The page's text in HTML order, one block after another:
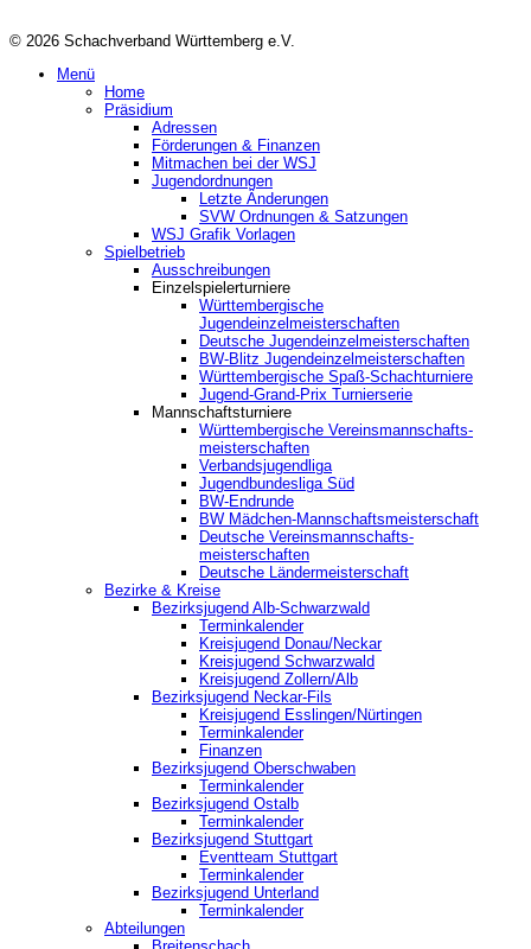
© 2026 Schachverband Württemberg e.V.
Menü
Home
Präsidium
Adressen
Förderungen & Finanzen
Mitmachen bei der WSJ
Jugendordnungen
Letzte Änderungen
SVW Ordnungen & Satzungen
WSJ Grafik Vorlagen
Spielbetrieb
Ausschreibungen
Einzelspielerturniere
Württembergische
Jugendeinzelmeisterschaften
Deutsche Jugendeinzelmeisterschaften
BW-Blitz Jugendeinzelmeisterschaften
Württembergische Spaß-Schachturniere
Jugend-Grand-Prix Turnierserie
Mannschaftsturniere
Württembergische Vereinsmannschafts-
meisterschaften
Verbandsjugendliga
Jugendbundesliga Süd
BW-Endrunde
BW Mädchen-Mannschaftsmeisterschaft
Deutsche Vereinsmannschafts-
meisterschaften
Deutsche Ländermeisterschaft
Bezirke & Kreise
Bezirksjugend Alb-Schwarzwald
Terminkalender
Kreisjugend Donau/Neckar
Kreisjugend Schwarzwald
Kreisjugend Zollern/Alb
Bezirksjugend Neckar-Fils
Kreisjugend ‎Esslingen/Nürtingen
Terminkalender
Finanzen
Bezirksjugend Oberschwaben
Terminkalender
Bezirksjugend Ostalb
Terminkalender
Bezirksjugend Stuttgart
‎Eventteam Stuttgart
Terminkalender
Bezirksjugend Unterland
Terminkalender
Abteilungen